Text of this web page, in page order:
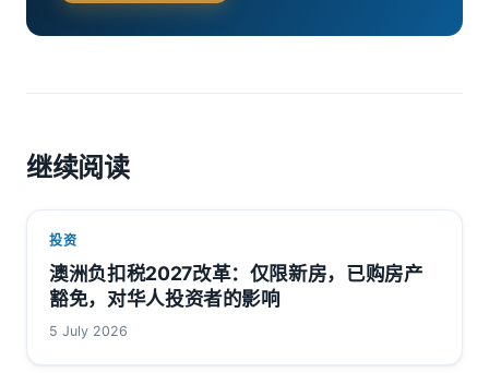
继续阅读
投资
澳洲负扣税2027改革：仅限新房，已购房产
豁免，对华人投资者的影响
5 July 2026